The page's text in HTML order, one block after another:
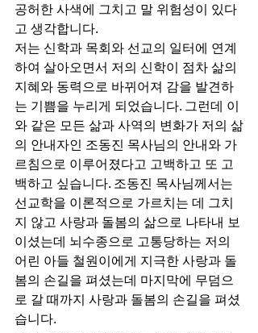
공허한 사색에 그치고 말 위험성이 있다
고 생각합니다.
저는 신학과 목회와 선교의 일터에 연계
하여 살아오면서 저의 신학이 점차 삶의
지혜와 동력으로 바뀌어져 감을 발견하
는 기쁨을 누리게 되었습니다. 그런데 이
와 같은 모든 삶과 사역의 변화가 저의 삶
의 안내자인 조동진 목사님의 안내와 가
르침으로 이루어졌다고 고백하고 또 고
백하고 싶습니다. 조동진 목사님께서는
선교학을 이론적으로 가르치는 데 그치
지 않고 사랑과 돌봄의 삶으로 나타내 보
이셨는데 뇌수종으로 고통당하는 저의
어린 아들 철원이에게 지극한 사랑과 돌
봄의 손길을 펴셨는데 마지막에 무덤으
로 갈 때까지 사랑과 돌봄의 손길을 펴셨
습니다.